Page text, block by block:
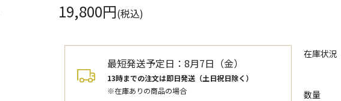
19,800円(税込)
在庫状況
数量
最短発送予定日： 8月7日（金）
13時までの注文は即日発送（土日祝日除く）
※在庫ありの商品の場合